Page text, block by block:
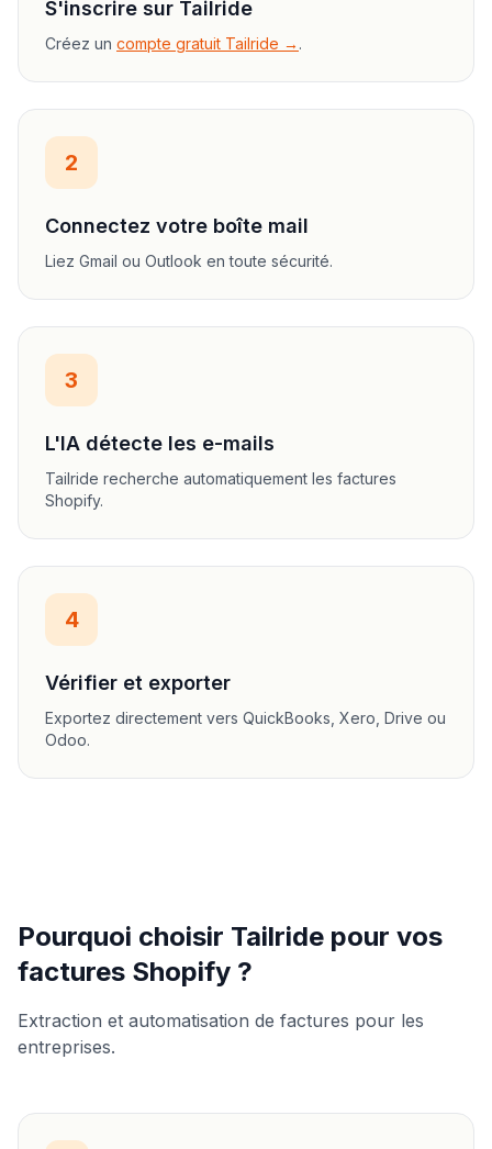
S'inscrire sur Tailride
Créez un compte gratuit Tailride → .
2
Connectez votre boîte mail
Liez Gmail ou Outlook en toute sécurité.
3
L'IA détecte les e-mails
Tailride recherche automatiquement les factures
Shopify.
4
Vérifier et exporter
Exportez directement vers QuickBooks, Xero, Drive ou
Odoo.
Pourquoi choisir Tailride pour vos
factures Shopify ?
Extraction et automatisation de factures pour les
entreprises.